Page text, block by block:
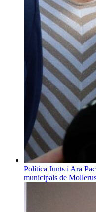
Política Junts i Ara
municipals de